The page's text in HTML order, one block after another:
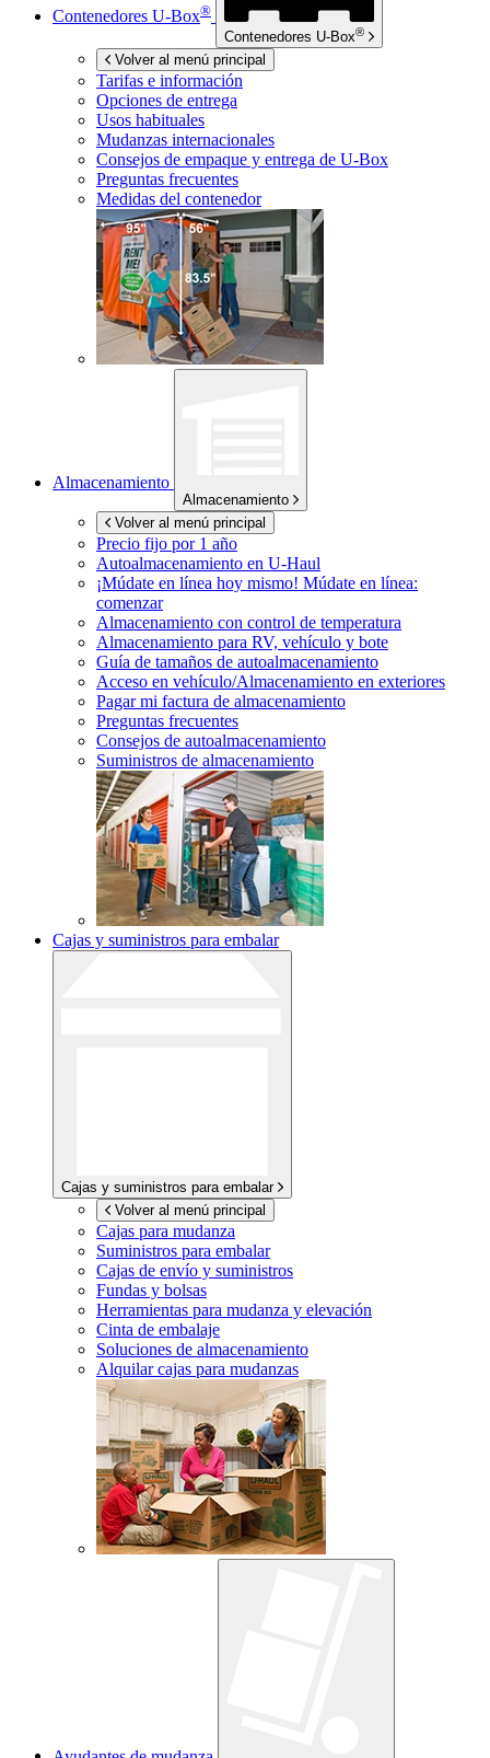
Contenedores U-Box®
Contenedores U-Box®
Volver al menú principal
Tarifas e información
Opciones de entrega
Usos habituales
Mudanzas internacionales
Consejos de empaque y entrega de U-Box
Preguntas frecuentes
Medidas del contenedor
Almacenamiento
Almacenamiento
Volver al menú principal
Precio fijo por 1 año
Autoalmacenamiento en U-Haul
¡Múdate en línea hoy mismo! Múdate en línea:
comenzar
Almacenamiento con control de temperatura
Almacenamiento para RV, vehículo y bote
Guía de tamaños de autoalmacenamiento
Acceso en vehículo/Almacenamiento en exteriores
Pagar mi factura de almacenamiento
Preguntas frecuentes
Consejos de autoalmacenamiento
Suministros de almacenamiento
Cajas y suministros para embalar
Cajas y suministros para embalar
Volver al menú principal
Cajas para mudanza
Suministros para embalar
Cajas de envío y suministros
Fundas y bolsas
Herramientas para mudanza y elevación
Cinta de embalaje
Soluciones de almacenamiento
Alquilar cajas para mudanzas